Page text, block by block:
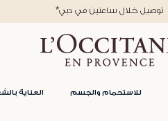
للاستحمام والجسم العناية
*توصيل خلال ساعتين في دبي